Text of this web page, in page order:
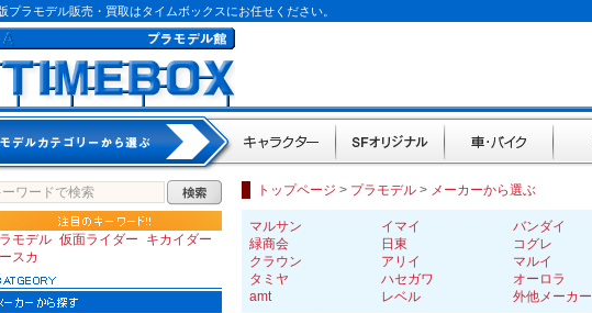
プラモデル販売・買取はタイムボックスにお任せください。
キャラクター SFオリジナル
モデル 仮面ライダー
キカイダー
スカ
トップページ > プラモデル > メーカーから選ぶ
マルサン イマイ バンダイ
緑商会
日東 コグレ
クラウン
アリイ マルイ
タミヤ
ハセガワ オーロラ
amt
レベル 外他メーカー